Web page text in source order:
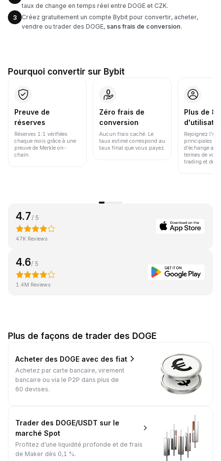
taux de change en temps réel entre DOGE et CZK.
3
Créez gratuitement un compte Bybit pour convertir, acheter,
vendre ou trader des DOGE, sans frais de conversion.
Pourquoi convertir sur Bybit
Preuve de
réserves
Réserves 1:1 vérifiées
chaque mois grâce à une
preuve de Merkle on-
chain.
Zéro frais de
conversion
Aucun frais caché. Le
taux estimé correspond au
taux final que vous payez.
Plus de
Rejoignez
principales
d'échange au
termes de
trading et de
4.7 / 5
47K Reviews
4.6/ 5
1.4M Reviews
Plus de façons de trader des DOGE
Acheter des DOGE avec des fiat
Achetez par carte bancaire, virement
bancaire ou via le P2P dans plus de
60 devises.
Trader des DOGE/USDT sur le
marché Spot
Profitez d'une liquidité profonde et de frais
de Maker dès 0,1 %.